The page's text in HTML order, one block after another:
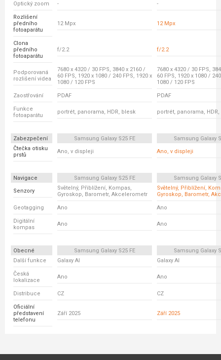
Optický zoom - -
Rozlišení
předního
fotoaparátu
12 Mpx 12 Mpx
Clona
předního
fotoaparátu
f/2.2 f/2.2
Podporovaná
rozlišení videa
7680 x 4320 / 30 FPS, 3840 x 2160 /
60 FPS, 1920 x 1080 / 240 FPS, 1920 x
1080 / 120 FPS
7680 x 4320 / 30 FPS,
60 FPS, 1920 x 1080 /
1080 / 120 FPS
Zaostřování PDAF PDAF
Funkce
fotoaparátu
portrét, panorama, HDR, blesk portrét, panorama,
Zabezpečení Samsung Galaxy S25 FE
Samsung Galaxy
Čtečka otisku
prstů
Ano, v displeji Ano, v displeji
Navigace Samsung Galaxy S25 FE
Samsung Galaxy
Senzory
Světelný, Přiblížení, Kompas,
Gyroskop, Barometr, Akcelerometr
Světelný, Přiblížení,
Gyroskop, Barometr,
Geotagging Ano Ano
Digitální
kompas
Ano Ano
Obecné Samsung Galaxy S25 FE
Samsung Galaxy
Další funkce
Galaxy AI Galaxy AI
Česká
lokalizace
Ano Ano
Distribuce CZ CZ
Oficiální
představení
telefonu
Září 2025 Září 2025